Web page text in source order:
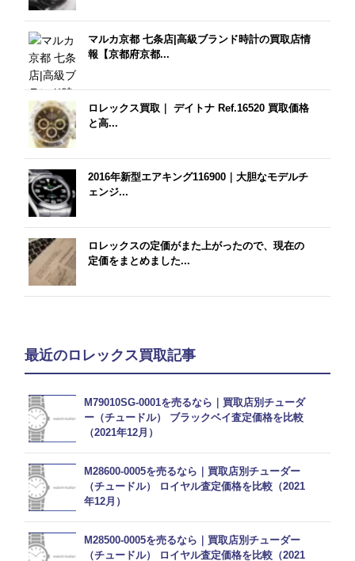
マルカ京都 七条店|高級ブランド時計の買取店情
報【京都府京都...
ロレックス買取｜ デイトナ Ref.16520 買取価格
と高...
2016年新型エアキング116900｜大胆なモデルチ
ェンジ...
ロレックスの定価がまた上がったので、現在の
定価をまとめました...
最近のロレックス買取記事
M79010SG-0001を売るなら｜買取店別チューダ
ー（チュードル） ブラックベイ査定価格を比較
（2021年12月）
M28600-0005を売るなら｜買取店別チューダー
（チュードル） ロイヤル査定価格を比較（2021
年12月）
M28500-0005を売るなら｜買取店別チューダー
（チュードル） ロイヤル査定価格を比較（2021